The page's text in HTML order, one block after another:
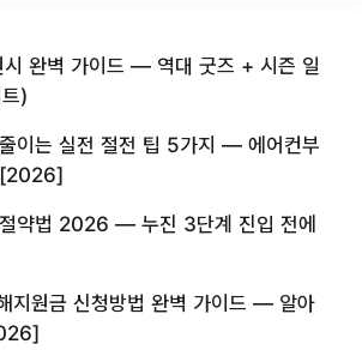
시 완벽 가이드 — 역대 굿즈 + 시즌 일
)
이는 실전 절전 팁 5가지 — 에어컨부
[2026]
약법 2026 — 누진 3단계 진입 전에
지원금 신청방법 완벽 가이드 — 알아